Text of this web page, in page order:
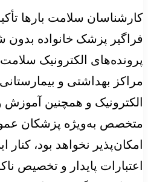
کارشناسان سلامت بارها
فراگیر پزشک خانواده بدون
پرونده‌های الکترونیک
مراکز بهداشتی و
الکترونیک و همچنین
متخصص به‌ویژه پزشکان
امکان‌پذیر نخواهد بود، کنار
اعتبارات پایدار و تخصیص